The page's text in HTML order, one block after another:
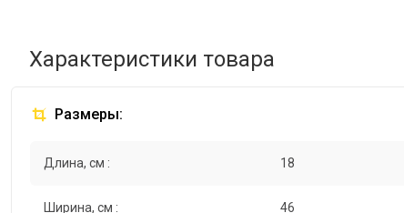
Характеристики товара
Размеры:
Длина, см : 18
Ширина, см : 46